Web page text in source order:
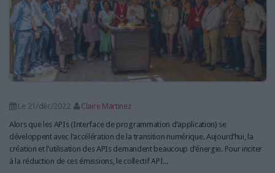
Le 21/déc/2022
Claire Martinez
Alors que les APIs (Interface de programmation d’application) se
développent avec l’accélération de la transition numérique. Aujourd’hui, la
création et l’utilisation des APIs demandent beaucoup d’énergie. Pour inciter
à la réduction de ces émissions, le collectif API...